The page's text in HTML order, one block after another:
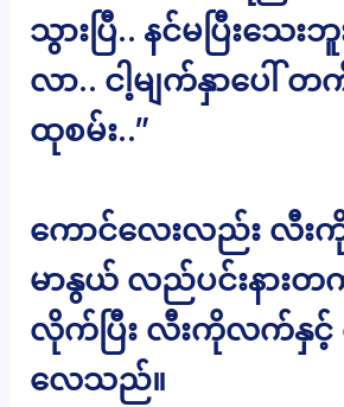
သွားပြီ.. နင်မပြီးသေး
လာ.. ငါ့မျက်နှာပေါ် တက်
ထုစမ်း..”
ကောင်လေးလည်း လီး
မာနွယ် လည်ပင်းနားတ
လိုက်ပြီး လီးကိုလက်နှင့်
လေသည်။